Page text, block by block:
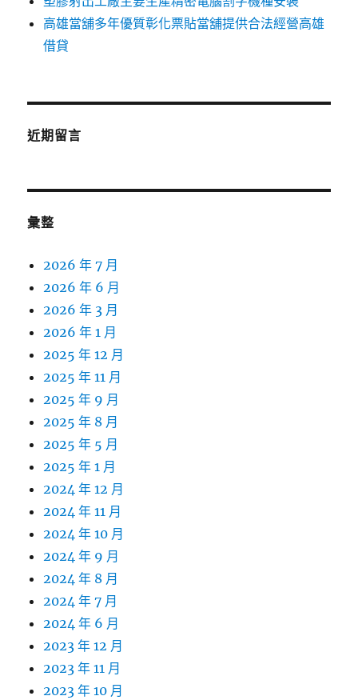
高雄當舖多年優質彰化票貼當舖提供合法經營高雄
借貸
近期留言
彙整
2026 年 7 月
2026 年 6 月
2026 年 3 月
2026 年 1 月
2025 年 12 月
2025 年 11 月
2025 年 9 月
2025 年 8 月
2025 年 5 月
2025 年 1 月
2024 年 12 月
2024 年 11 月
2024 年 10 月
2024 年 9 月
2024 年 8 月
2024 年 7 月
2024 年 6 月
2023 年 12 月
2023 年 11 月
2023 年 10 月